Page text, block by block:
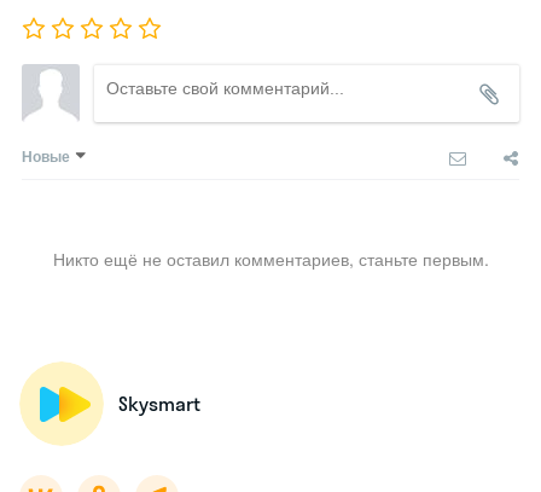
Новые
Никто ещё не оставил комментариев, станьте первым.
Skysmart